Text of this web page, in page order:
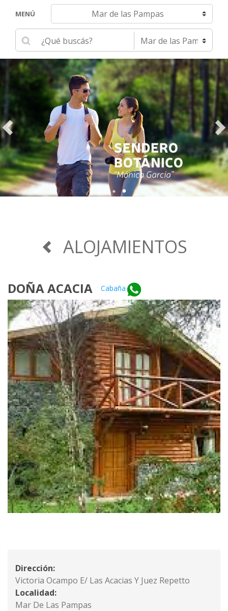
MENÚ Navegar hacia otra localidad
Ingrese su búsqueda Seleccione una localidad
ALOJAMIENTOS
DOÑA ACACIA Cabaña
Dirección:
Victoria Ocampo E/ Las Acacias Y Juez Repetto
Localidad:
Mar De Las Pampas